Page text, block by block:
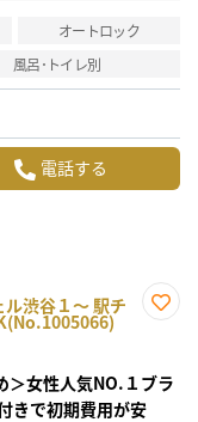
オートロック
風呂･トイレ別
電話する
ル渋谷１～ 駅チ
録
＞女性人気NO.１ブラ
きで初期費用が安